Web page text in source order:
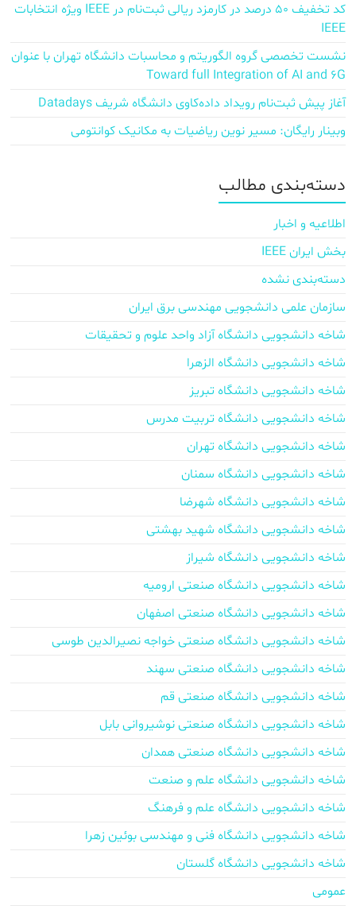
کد تخفیف ۵۰ درصد در کارمزد ریالی ثبت‌نام در IEEE ویژه انتخابات
IEEE
نشست تخصصی گروه الگوریتم و محاسبات دانشگاه تهران با عنوان
Toward full Integration of AI and 6G
آغاز پیش‌ ثبت‌نام رویداد داده‌کاوی دانشگاه شریف Datadays
وبینار رایگان: مسیر نوین ریاضیات به مکانیک کوانتومی
دسته‌بندی مطالب
اطلاعیه و اخبار
بخش ایران IEEE
دسته‌بندی نشده
سازمان علمی دانشجویی مهندسی برق ایران
شاخه دانشجویی دانشگاه آزاد واحد علوم و تحقیقات
شاخه دانشجویی دانشگاه الزهرا
شاخه دانشجویی دانشگاه تبریز
شاخه دانشجویی دانشگاه تربیت مدرس
شاخه دانشجویی دانشگاه تهران
شاخه دانشجویی دانشگاه سمنان
شاخه دانشجویی دانشگاه شهرضا
شاخه دانشجویی دانشگاه شهید بهشتی
شاخه دانشجویی دانشگاه شیراز
شاخه دانشجویی دانشگاه صنعتی ارومیه
شاخه دانشجویی دانشگاه صنعتی اصفهان
شاخه دانشجویی دانشگاه صنعتی خواجه نصیرالدین طوسی
شاخه دانشجویی دانشگاه صنعتی سهند
شاخه دانشجویی دانشگاه صنعتی قم
شاخه دانشجویی دانشگاه صنعتی نوشیروانی بابل
شاخه دانشجویی دانشگاه صنعتی همدان
شاخه دانشجویی دانشگاه علم و صنعت
شاخه دانشجویی دانشگاه علم و فرهنگ
شاخه دانشجویی دانشگاه فنی و مهندسی بوئین زهرا
شاخه دانشجویی دانشگاه گلستان
عمومی